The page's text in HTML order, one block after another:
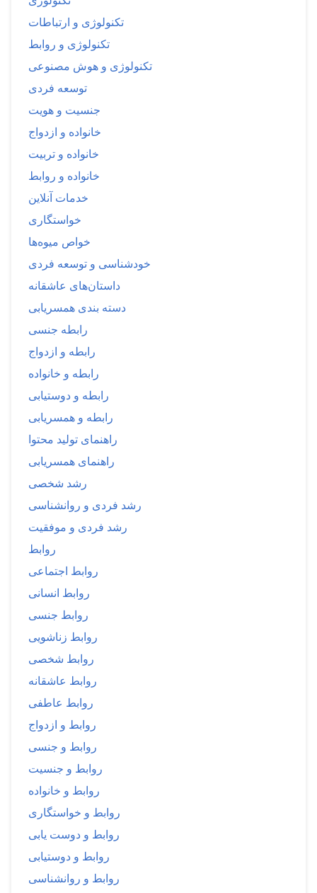
تکنولوژی و ارتباطات
تکنولوژی و روابط
تکنولوژی و هوش مصنوعی
توسعه فردی
جنسیت و هویت
خانواده و ازدواج
خانواده و تربیت
خانواده و روابط
خدمات آنلاین
خواستگاری
خواص میوه‌ها
خودشناسی و توسعه فردی
داستان‌های عاشقانه
دسته بندی همسریابی
رابطه جنسی
رابطه و ازدواج
رابطه و خانواده
رابطه و دوستیابی
رابطه و همسریابی
راهنمای تولید محتوا
راهنمای همسریابی
رشد شخصی
رشد فردی و روانشناسی
رشد فردی و موفقیت
روابط
روابط اجتماعی
روابط انسانی
روابط جنسی
روابط زناشویی
روابط شخصی
روابط عاشقانه
روابط عاطفی
روابط و ازدواج
روابط و جنسی
روابط و جنسیت
روابط و خانواده
روابط و خواستگاری
روابط و دوست یابی
روابط و دوستیابی
روابط و روانشناسی